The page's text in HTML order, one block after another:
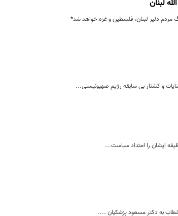
لبنان
دلیر لبنان، فلسطین و غزه خواهد شد*
و کشتار بی سابقه رژیم صهیونیستی...
ایشان را امتداد سیاست...
به دکتر مسعود پزشکیان ....